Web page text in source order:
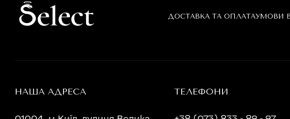
ДОСТАВКА ТА ОПЛАТАУМОВИ
НАША АДРЕСА ТЕЛЕФОНИ